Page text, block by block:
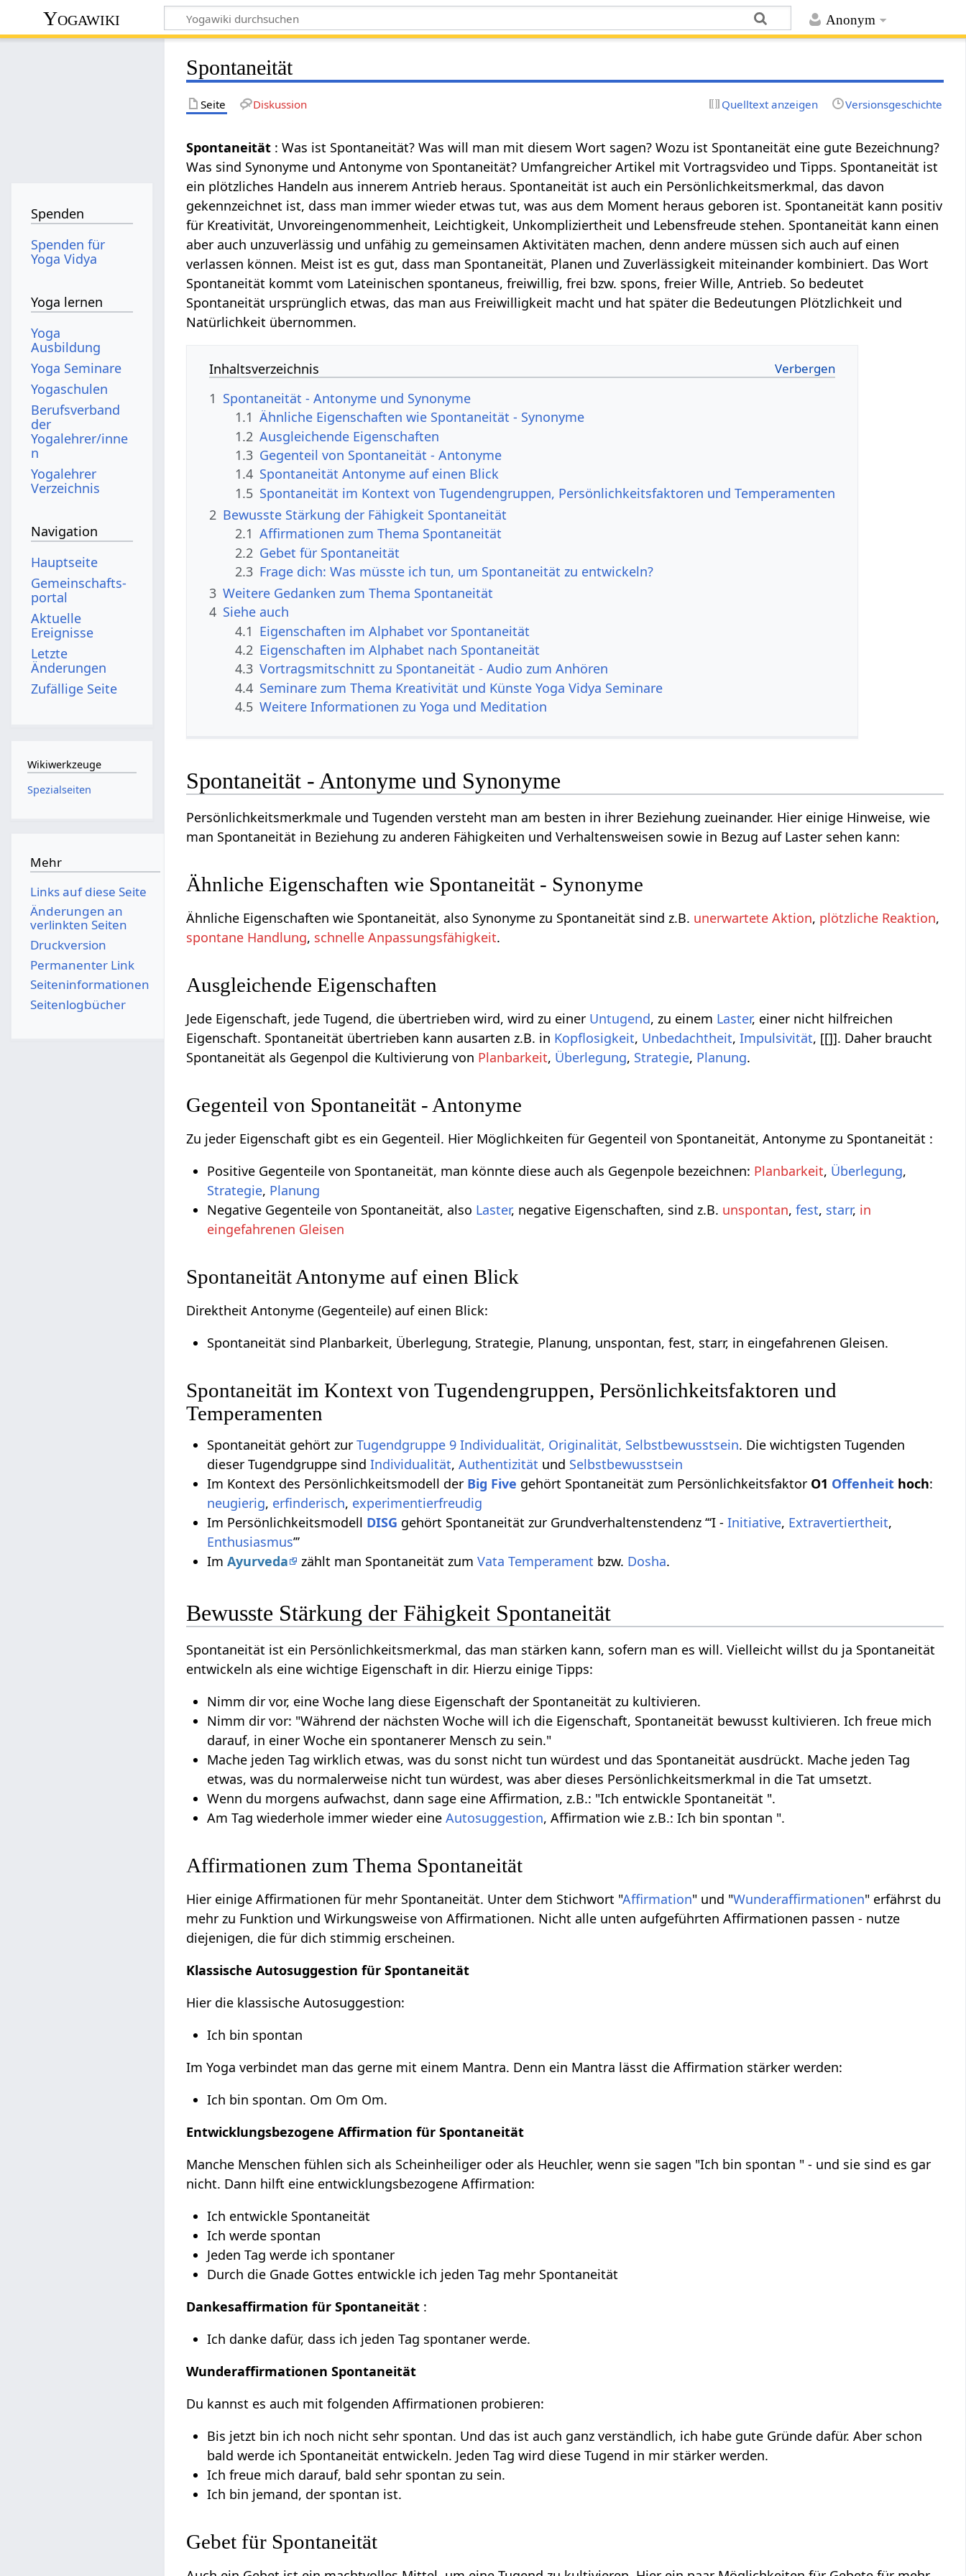
Anonym
Yogawiki
Spontaneität
Seite Diskussion Quelltext anzeigen Versionsgeschichte
Spontaneität : Was ist Spontaneität? Was will man mit diesem Wort sagen? Wozu ist Spontaneität eine gute Bezeichnung?
Was sind Synonyme und Antonyme von Spontaneität? Umfangreicher Artikel mit Vortragsvideo und Tipps. Spontaneität ist
ein plötzliches Handeln aus innerem Antrieb heraus. Spontaneität ist auch ein Persönlichkeitsmerkmal, das davon
gekennzeichnet ist, dass man immer wieder etwas tut, was aus dem Moment heraus geboren ist. Spontaneität kann positiv
für Kreativität, Unvoreingenommenheit, Leichtigkeit, Unkompliziertheit und Lebensfreude stehen. Spontaneität kann einen
aber auch unzuverlässig und unfähig zu gemeinsamen Aktivitäten machen, denn andere müssen sich auch auf einen
verlassen können. Meist ist es gut, dass man Spontaneität, Planen und Zuverlässigkeit miteinander kombiniert. Das Wort
Spontaneität kommt vom Lateinischen spontaneus, freiwillig, frei bzw. spons, freier Wille, Antrieb. So bedeutet
Spontaneität ursprünglich etwas, das man aus Freiwilligkeit macht und hat später die Bedeutungen Plötzlichkeit und
Natürlichkeit übernommen.
Inhaltsverzeichnis
1 Spontaneität - Antonyme und Synonyme
1.1 Ähnliche Eigenschaften wie Spontaneität - Synonyme
1.2 Ausgleichende Eigenschaften
1.3 Gegenteil von Spontaneität - Antonyme
1.4 Spontaneität Antonyme auf einen Blick
1.5 Spontaneität im Kontext von Tugendengruppen, Persönlichkeitsfaktoren und Temperamenten
2 Bewusste Stärkung der Fähigkeit Spontaneität
2.1 Affirmationen zum Thema Spontaneität
2.2 Gebet für Spontaneität
2.3 Frage dich: Was müsste ich tun, um Spontaneität zu entwickeln?
3 Weitere Gedanken zum Thema Spontaneität
4 Siehe auch
4.1 Eigenschaften im Alphabet vor Spontaneität
4.2 Eigenschaften im Alphabet nach Spontaneität
4.3 Vortragsmitschnitt zu Spontaneität - Audio zum Anhören
4.4 Seminare zum Thema Kreativität und Künste Yoga Vidya Seminare
4.5 Weitere Informationen zu Yoga und Meditation
Spontaneität - Antonyme und Synonyme
Persönlichkeitsmerkmale und Tugenden versteht man am besten in ihrer Beziehung zueinander. Hier einige Hinweise, wie
man Spontaneität in Beziehung zu anderen Fähigkeiten und Verhaltensweisen sowie in Bezug auf Laster sehen kann:
Ähnliche Eigenschaften wie Spontaneität - Synonyme
Ähnliche Eigenschaften wie Spontaneität, also Synonyme zu Spontaneität sind z.B. unerwartete Aktion, plötzliche Reaktion,
spontane Handlung, schnelle Anpassungsfähigkeit.
Ausgleichende Eigenschaften
Jede Eigenschaft, jede Tugend, die übertrieben wird, wird zu einer Untugend, zu einem Laster, einer nicht hilfreichen
Eigenschaft. Spontaneität übertrieben kann ausarten z.B. in Kopflosigkeit, Unbedachtheit,Impulsivität, [[]]. Daher braucht
Spontaneität als Gegenpol die Kultivierung von Planbarkeit, Überlegung, Strategie, Planung.
Gegenteil von Spontaneität - Antonyme
Zu jeder Eigenschaft gibt es ein Gegenteil. Hier Möglichkeiten für Gegenteil von Spontaneität, Antonyme zu Spontaneität :
Positive Gegenteile von Spontaneität, man könnte diese auch als Gegenpole bezeichnen: Planbarkeit, Überlegung,
Strategie, Planung
Negative Gegenteile von Spontaneität, also Laster, negative Eigenschaften, sind z.B. unspontan,fest, starr, in
eingefahrenen Gleisen
Spontaneität Antonyme auf einen Blick
Direktheit Antonyme (Gegenteile) auf einen Blick:
Spontaneität sind Planbarkeit, Überlegung, Strategie, Planung, unspontan, fest, starr, in eingefahrenen Gleisen.
Spontaneität im Kontext von Tugendengruppen, Persönlichkeitsfaktoren und
Temperamenten
Spontaneität gehört zurTugendgruppe 9 Individualität, Originalität, Selbstbewusstsein. Die wichtigsten Tugenden
dieser Tugendgruppe sindIndividualität,Authentizität und Selbstbewusstsein
Im Kontext des Persönlichkeitsmodell der Big Five gehört Spontaneität zum Persönlichkeitsfaktor O1 Offenheit hoch:
neugierig, erfinderisch, experimentierfreudig
Im Persönlichkeitsmodell DISG gehört Spontaneität zur Grundverhaltenstendenz ‘‘‘I -Initiative, Extravertiertheit,
Enthusiasmus’’’
ImAyurveda zählt man Spontaneität zumVata Temperament bzw. Dosha.
Bewusste Stärkung der Fähigkeit Spontaneität
Spontaneität ist ein Persönlichkeitsmerkmal, das man stärken kann, sofern man es will. Vielleicht willst du ja Spontaneität
entwickeln als eine wichtige Eigenschaft in dir. Hierzu einige Tipps:
Nimm dir vor, eine Woche lang diese Eigenschaft der Spontaneität zu kultivieren.
Nimm dir vor: "Während der nächsten Woche will ich die Eigenschaft, Spontaneität bewusst kultivieren. Ich freue mich
darauf, in einer Woche ein spontanerer Mensch zu sein."
Mache jeden Tag wirklich etwas, was du sonst nicht tun würdest und das Spontaneität ausdrückt. Mache jeden Tag
etwas, was du normalerweise nicht tun würdest, was aber dieses Persönlichkeitsmerkmal in die Tat umsetzt.
Wenn du morgens aufwachst, dann sage eine Affirmation, z.B.: "Ich entwickle Spontaneität ".
Am Tag wiederhole immer wieder eineAutosuggestion, Affirmation wie z.B.: Ich bin spontan ".
Affirmationen zum Thema Spontaneität
Hier einige Affirmationen für mehr Spontaneität. Unter dem Stichwort "Affirmation" und "Wunderaffirmationen" erfährst du
mehr zu Funktion und Wirkungsweise von Affirmationen. Nicht alle unten aufgeführten Affirmationen passen - nutze
diejenigen, die für dich stimmig erscheinen.
Klassische Autosuggestion für Spontaneität
Hier die klassische Autosuggestion:
Ich bin spontan
Im Yoga verbindet man das gerne mit einem Mantra. Denn ein Mantra lässt die Affirmation stärker werden:
Ich bin spontan. Om Om Om.
Entwicklungsbezogene Affirmation für Spontaneität
Manche Menschen fühlen sich als Scheinheiliger oder als Heuchler, wenn sie sagen "Ich bin spontan " - und sie sind es gar
nicht. Dann hilft eine entwicklungsbezogene Affirmation:
Ich entwickle Spontaneität
Ich werde spontan
Jeden Tag werde ich spontaner
Durch die Gnade Gottes entwickle ich jeden Tag mehr Spontaneität
Dankesaffirmation für Spontaneität :
Ich danke dafür, dass ich jeden Tag spontaner werde.
Wunderaffirmationen Spontaneität
Du kannst es auch mit folgenden Affirmationen probieren:
Bis jetzt bin ich noch nicht sehr spontan. Und das ist auch ganz verständlich, ich habe gute Gründe dafür. Aber schon
bald werde ich Spontaneität entwickeln. Jeden Tag wird diese Tugend in mir stärker werden.
Ich freue mich darauf, bald sehr spontan zu sein.
Ich bin jemand, der spontan ist.
Gebet für Spontaneität
Spenden
Spenden für
Yoga Vidya
Yoga lernen
Yoga
Ausbildung
Yoga Seminare
Yogaschulen
Berufsverband
der
Yogalehrer/inne
n
Yogalehrer
Verzeichnis
Navigation
Hauptseite
Gemeinschafts­
portal
Aktuelle
Ereignisse
Letzte
Änderungen
Zufällige Seite
Wikiwerkzeuge
Spezialseiten
Mehr
Links auf diese Seite
Änderungen an
verlinkten Seiten
Druckversion
Permanenter Link
Seiten­­informationen
Seitenlogbücher